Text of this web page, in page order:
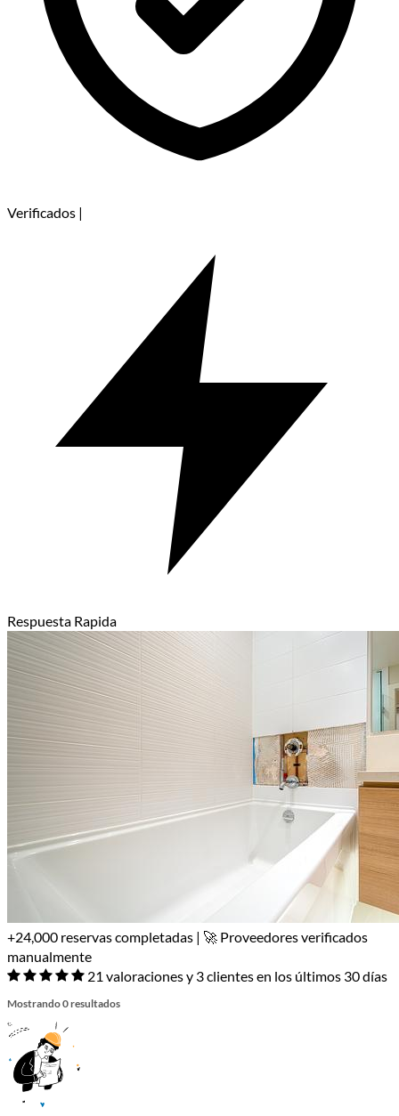
Verificados |
Respuesta Rapida
+24,000 reservas completadas | 🚀 Proveedores verificados
manualmente
21 valoraciones y 3 clientes en los últimos 30 días
Mostrando 0 resultados